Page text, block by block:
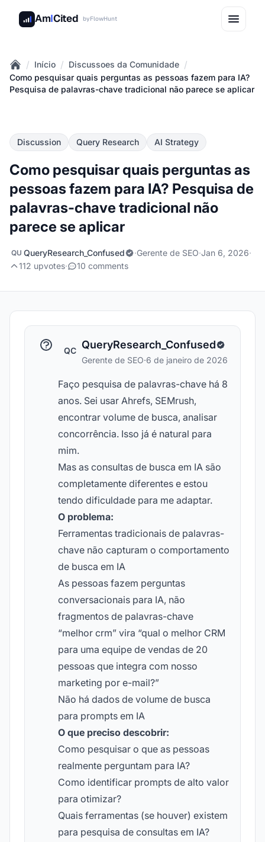
AmICited byFlowHunt
Home
/ Início / Discussoes da Comunidade /
Como pesquisar quais perguntas as pessoas fazem para IA?
Pesquisa de palavras-chave tradicional não parece se aplicar
Discussion Query Research AI Strategy
Como pesquisar quais perguntas as
pessoas fazem para IA? Pesquisa de
palavras-chave tradicional não
parece se aplicar
QU QueryResearch_Confused ·Gerente de SEO·Jan 6, 2026·
112 upvotes· 10 comments
QC QueryResearch_Confused
Gerente de SEO·6 de janeiro de 2026
Faço pesquisa de palavras-chave há 8
anos. Sei usar Ahrefs, SEMrush,
encontrar volume de busca, analisar
concorrência. Isso já é natural para
mim.
Mas as consultas de busca em IA são
completamente diferentes e estou
tendo dificuldade para me adaptar.
O problema:
Ferramentas tradicionais de palavras-
chave não capturam o comportamento
de busca em IA
As pessoas fazem perguntas
conversacionais para IA, não
fragmentos de palavras-chave
“melhor crm” vira “qual o melhor CRM
para uma equipe de vendas de 20
pessoas que integra com nosso
marketing por e-mail?”
Não há dados de volume de busca
para prompts em IA
O que preciso descobrir:
Como pesquisar o que as pessoas
realmente perguntam para IA?
Como identificar prompts de alto valor
para otimizar?
Quais ferramentas (se houver) existem
para pesquisa de consultas em IA?